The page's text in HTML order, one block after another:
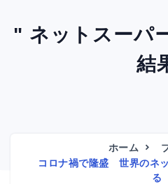
" ネットスーパ
結
ホーム
コロナ禍で隆盛 世界のネ
る